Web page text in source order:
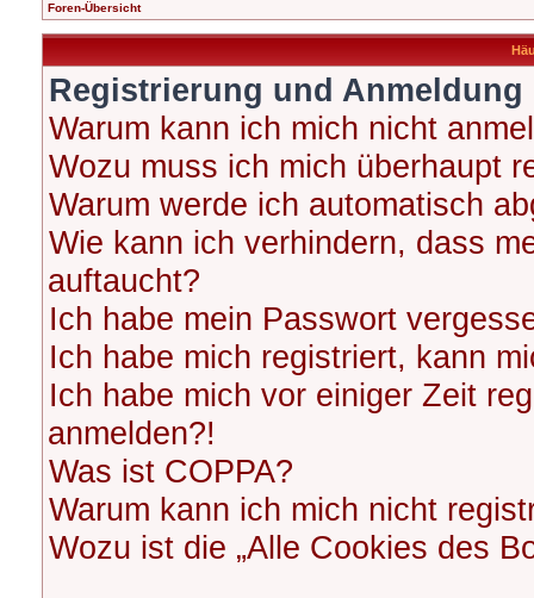
Foren-Übersicht
Registrierung und Anmeldung
Warum kann ich mich nicht
Wozu muss ich mich überhaupt
Warum werde ich automatisch
Wie kann ich verhindern, dass
auftaucht?
Ich habe mein Passwort
Ich habe mich registriert, kann
Ich habe mich vor einiger Zeit
anmelden?!
Was ist COPPA?
Warum kann ich mich nicht
Wozu ist die „Alle Cookies des